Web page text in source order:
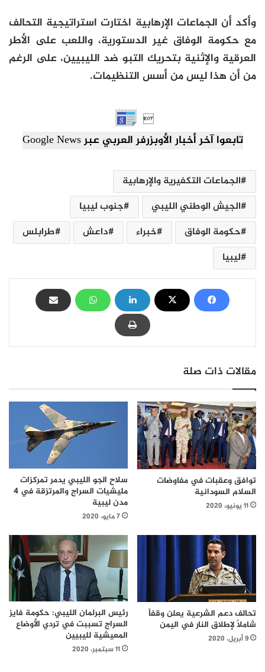
وأكد أن الجماعات الإرهابية اختارت استراتيجية التحالف
مع حكومة الوفاق غير الدستورية، واللعب على الأطر
العرقية والإثنية بتحريك التبو ضد الليبيين، على الرغم
من أن هذا ليس من أسس التنظيمات.

تابعوا آخر أخبار الأوبزرفر العربي عبر Google News
الجماعات التكفيرية والإرهابية
الجيش الوطني الليبي
جنوب ليبيا
حكومة الوفاق
خبراء داعش
طرابلس
ليبيا
مقالات ذات صلة
توافق وعقبات في مفاوضات
السلام السودانية
11 يونيو، 2020
سلاح الجو الليبي يدمر تمركزات
مليشيات السراج والمرتزقة في 4
مدن ليبية
7 مايو، 2020
تحالف دعم الشرعية يعلن وقفاً
شاملاً لإطلاق النار في اليمن
9 أبريل، 2020
رئيس البرلمان الليبي: حكومة فايز
السراج تسببت في تردي الأوضاع
المعيشية لليبيين
11 سبتمبر، 2020